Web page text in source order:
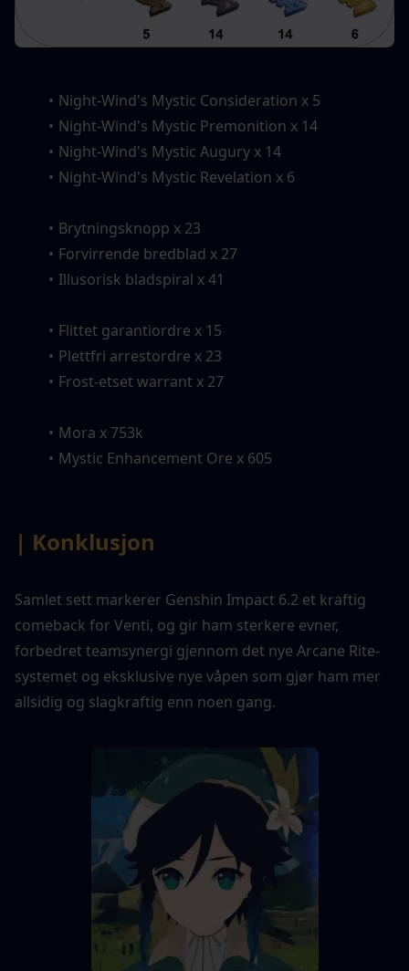
Night-Wind's Mystic Consideration x 5
Night-Wind's Mystic Premonition x 14
Night-Wind's Mystic Augury x 14
Night-Wind's Mystic Revelation x 6
Brytningsknopp x 23
Forvirrende bredblad x 27
Illusorisk bladspiral x 41
Flittet garantiordre x 15
Plettfri arrestordre x 23
Frost-etset warrant x 27
Mora x 753k
Mystic Enhancement Ore x 605
| Konklusjon
Samlet sett markerer Genshin Impact 6.2 et kraftig
comeback for Venti, og gir ham sterkere evner,
forbedret teamsynergi gjennom det nye Arcane Rite-
systemet og eksklusive nye våpen som gjør ham mer
allsidig og slagkraftig enn noen gang.